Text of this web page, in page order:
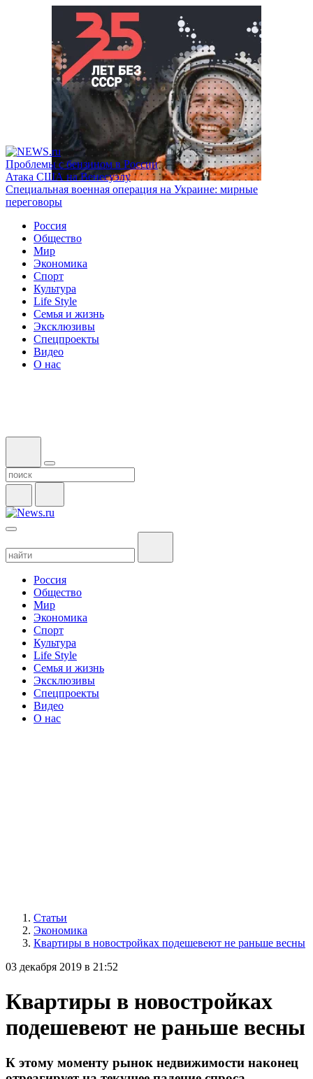
Проблемы с бензином в России
Атака США на Венесуэлу
Специальная военная операция на Украине: мирные
переговоры
Россия
Общество
Мир
Экономика
Спорт
Культура
Life Style
Семья и жизнь
Эксклюзивы
Спецпроекты
Видео
О нас
Россия
Общество
Мир
Экономика
Спорт
Культура
Life Style
Семья и жизнь
Эксклюзивы
Спецпроекты
Видео
О нас
Статьи
Экономика
Квартиры в новостройках подешевеют не раньше весны
03 декабря 2019 в 21:52
Квартиры в новостройках
подешевеют не раньше весны
К этому моменту рынок недвижимости наконец